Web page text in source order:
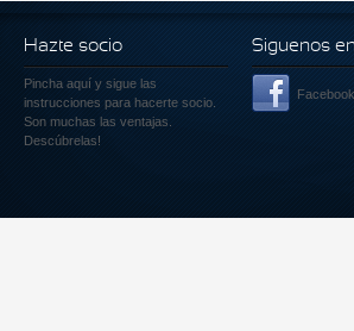
Hazte socio
Pincha aquí y sigue las
instrucciones para hacerte socio.
Son muchas las ventajas.
Descúbrelas!
Siguenos
Facebook